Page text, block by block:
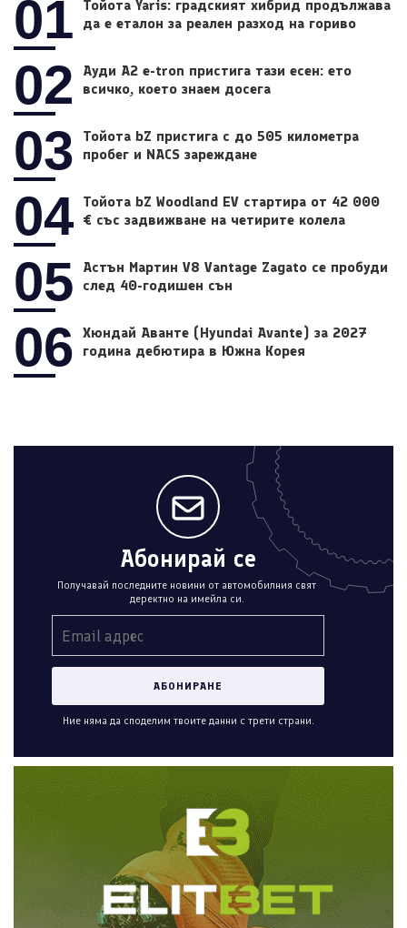
01
Тойота Yaris: градският хибрид продължава
да е еталон за реален разход на гориво
02
Ауди A2 e-tron пристига тази есен: ето
всичко, което знаем досега
03
Тойота bZ пристига с до 505 километра
пробег и NACS зареждане
04 Тойота bZ Woodland EV стартира от 42 000
€ със задвижване на четирите колела
05
Астън Мартин V8 Vantage Zagato се пробуди
след 40-годишен сън
06
Хюндай Аванте (Hyundai Avante) за 2027
година дебютира в Южна Корея
Абонирай се
Получавай последните новини от автомобилния свят
деректно на имейла си.
Ние няма да споделим твоите данни с трети страни.